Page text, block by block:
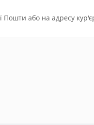
Пошти або на адресу